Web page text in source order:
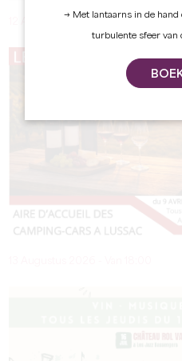
→ Met lantaarns in de
turbulente sfeer van